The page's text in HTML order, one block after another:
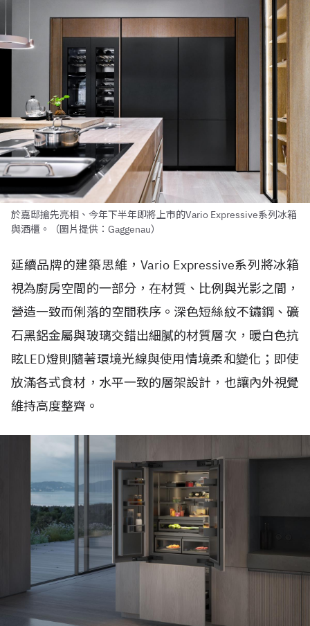
於嘉邸搶先亮相、今年下半年即將上市的Vario Expressive系列冰箱
與酒櫃。（圖片提供：Gaggenau）
延續品牌的建築思維，Vario Expressive系列將冰箱
視為廚房空間的一部分，在材質、比例與光影之間，
營造一致而俐落的空間秩序。深色短絲紋不鏽鋼、礦
石黑鋁金屬與玻璃交錯出細膩的材質層次，暖白色抗
眩LED燈則隨著環境光線與使用情境柔和變化；即使
放滿各式食材，水平一致的層架設計，也讓內外視覺
維持高度整齊。